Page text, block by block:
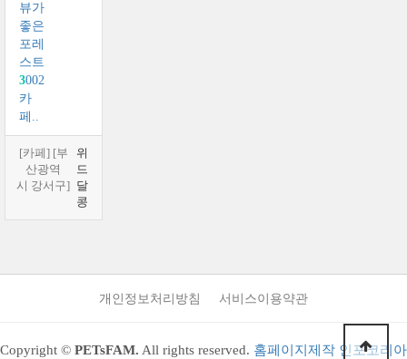
뷰가
좋은
포레
스트
3002
카
페..
[카페] [부
산광역
시 강서구]
위
드
달
콩
개인정보처리방침 서비스이용약관
Copyright © PETsFAM. All rights reserved. 홈페이지제작 인포코리아